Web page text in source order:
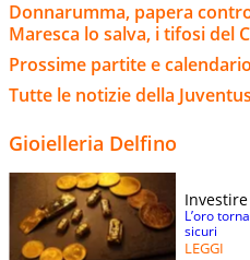
Donnarumma, papera
Maresca lo salva, i tifosi del
Prossime partite e
Tutte le notizie della Juventus
Gioielleria Delfino
L’oro
sicuri
LEGGI